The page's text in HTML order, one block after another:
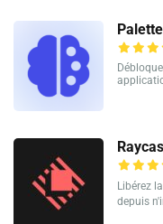
Libérez
depuis